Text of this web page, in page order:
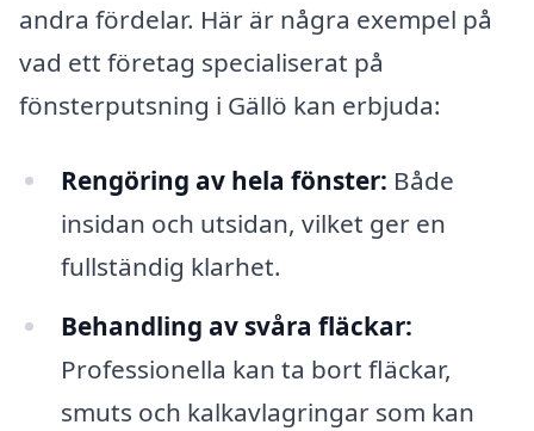
andra fördelar. Här är några exempel på
vad ett företag specialiserat på
fönsterputsning i Gällö kan erbjuda:
Rengöring av hela fönster: Både
insidan och utsidan, vilket ger en
fullständig klarhet.
Behandling av svåra fläckar:
Professionella kan ta bort fläckar,
smuts och kalkavlagringar som kan